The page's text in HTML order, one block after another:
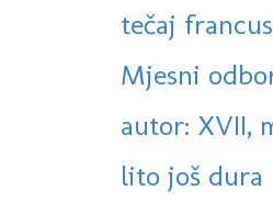
tečaj
Mjesni
autor: XVII,
lito još dura